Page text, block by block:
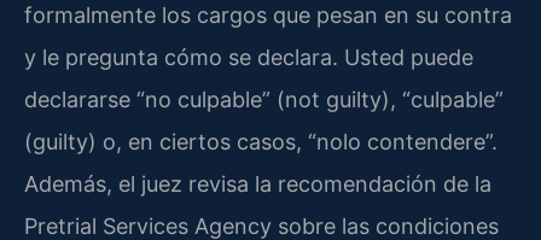
formalmente los cargos que pesan en su contra
y le pregunta cómo se declara. Usted puede
declararse “no culpable” (not guilty), “culpable”
(guilty) o, en ciertos casos, “nolo contendere”.
Además, el juez revisa la recomendación de la
Pretrial Services Agency sobre las condiciones